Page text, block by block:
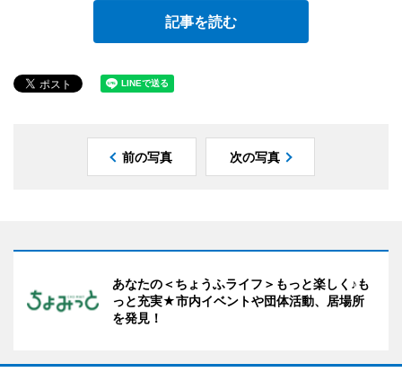
記事を読む
前の写真 次の写真
あなたの＜ちょうふライフ＞もっと楽しく♪も
っと充実★市内イベントや団体活動、居場所
を発見！